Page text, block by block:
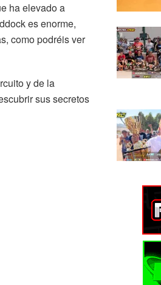
ha elevado a
es enorme,
como podréis ver
y de la
sus secretos